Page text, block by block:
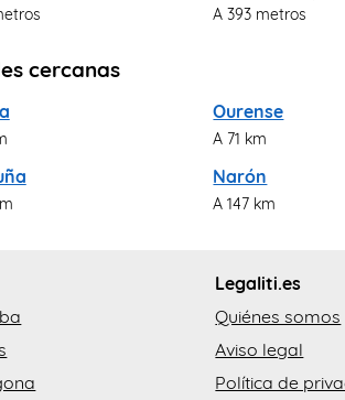
A 393 metros
cercanas
Ourense
A 71 km
Narón
A 147 km
Legaliti.es
Quiénes somos
Aviso legal
Política de